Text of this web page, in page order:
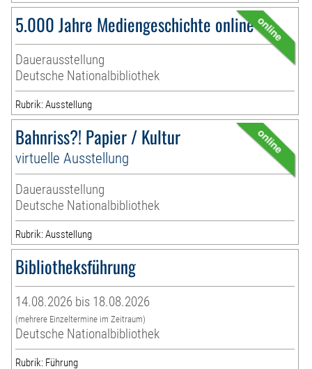
5.000 Jahre Mediengeschichte online
Dauerausstellung
Deutsche Nationalbibliothek
Rubrik: Ausstellung
Bahnriss?! Papier / Kultur
virtuelle Ausstellung
Dauerausstellung
Deutsche Nationalbibliothek
Rubrik: Ausstellung
Bibliotheksführung
14.08.2026 bis 18.08.2026
(mehrere Einzeltermine im Zeitraum)
Deutsche Nationalbibliothek
Rubrik: Führung